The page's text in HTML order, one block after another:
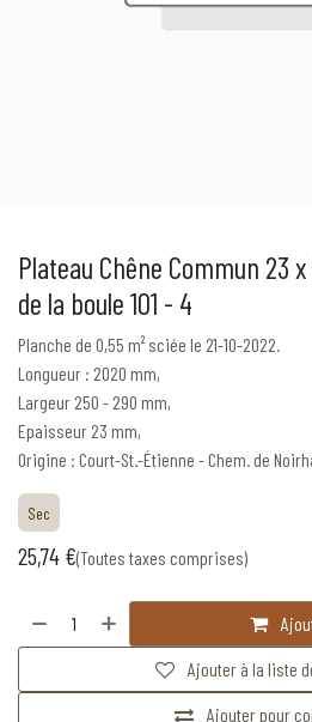
Plateau Chêne Commun 23
de la boule 101 - 4
Planche de 0,55 m² sciée le 21-10-2022.
Longueur : 2020 mm,
Largeur 250 - 290 mm,
Epaisseur 23 mm,
Origine : Court-St.-Étienne - Chem. de
Sec
25,74 €(Toutes taxes comprises)
Ajouter pour
Ajouter à la liste